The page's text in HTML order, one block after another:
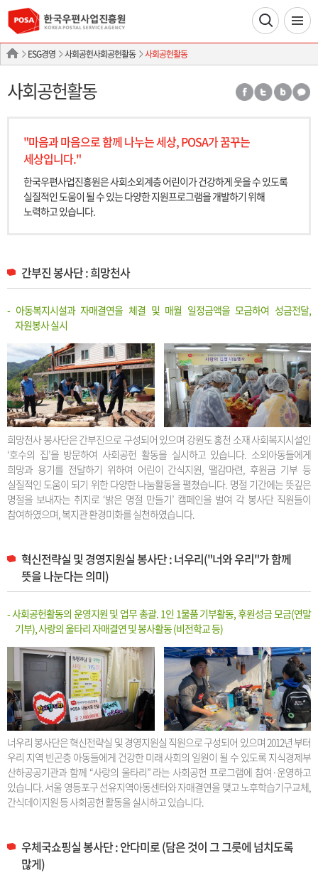
ESG경영 사회공헌사회공헌활동 사회공헌활동
사회공헌활동
"마음과 마음으로 함께 나누는 세상, POSA가 꿈꾸는
세상입니다."
한국우편사업진흥원은 사회소외계층 어린이가 건강하게 웃을 수 있도록
실질적인도움이 될 수 있는 다양한 지원프로그램을 개발하기 위해
노력하고 있습니다.
간부진 봉사단 : 희망천사
- 아동복지시설과 자매결연을 체결 및 매월 일정금액을 모금하여 성금전달,
자원봉사 실시
희망천사 봉사단은 간부진으로 구성되어 있으며 강원도 홍천 소재 사회복지시설인
‘호수의 집’을 방문하여 사회공헌 활동을 실시하고 있습니다. 소외아동들에게
희망과 용기를 전달하기 위하여 어린이 간식지원, 땔감마련, 후원금 기부 등
실질적인 도움이 되기 위한 다양한 나눔활동을 펼쳤습니다. 명절 기간에는 뜻깊은
명절을 보내자는 취지로 ‘밝은 명절 만들기’ 캠페인을 벌여 각 봉사단 직원들이
참여하였으며, 복지관 환경미화를 실천하였습니다.
혁신전략실 및 경영지원실 봉사단 : 너우리("너와 우리"가 함께
뜻을 나눈다는 의미)
- 사회공헌활동의 운영지원 및 업무 총괄. 1인 1물품 기부활동, 후원성금 모금(연말
기부), 사랑의 울타리 자매결연 및 봉사활동 (비전학교 등)
너우리 봉사단은 혁신전략실 및 경영지원실 직원으로 구성되어 있으며 2012년 부터
우리 지역 빈곤층 아동들에게 건강한 미래 사회의 일원이 될 수 있도록 지식경제부
산하공공기관과 함께 “사랑의 울타리” 라는 사회공헌 프로그램에 참여·운영하고
있습니다. 서울 영등포구 선유지역아동센터와 자매결연을 맺고 노후학습기구교체,
간식데이지원 등 사회공헌 활동을 실시하고 있습니다.
우체국쇼핑실 봉사단 : 안다미로 (담은 것이 그 그릇에 넘치도록
많게)